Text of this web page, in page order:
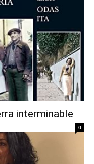
interminable
0